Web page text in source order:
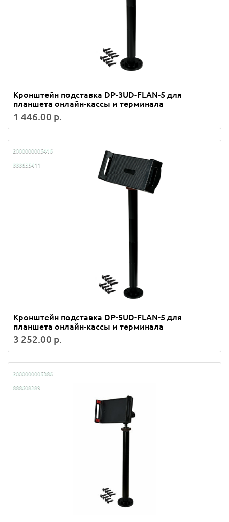
Кронштейн подставка DP-3UD-FLAN-5 для
планшета онлайн-кассы и терминала
1 446.00 р.
2000000005416
888635411
Кронштейн подставка DP-5UD-FLAN-5 для
планшета онлайн-кассы и терминала
3 252.00 р.
2000000005386
888608289